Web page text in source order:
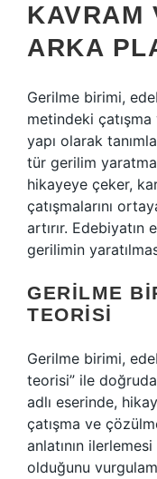
KAVRAM
ARKA
Gerilme birimi,
metindeki
yapı olarak
tür gerilim
hikayeye çeker,
çatışmalarını
artırır. Edebiyatın
gerilimin
GERILME
TEORISI
Gerilme birimi,
teorisi” ile
adlı eserinde,
çatışma ve
anlatının
olduğunu